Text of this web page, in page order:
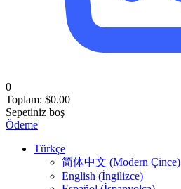
0
Toplam: $0.00
Sepetiniz boş
Ödeme
Türkçe
简体中文 (Modern Çince)
English (İngilizce)